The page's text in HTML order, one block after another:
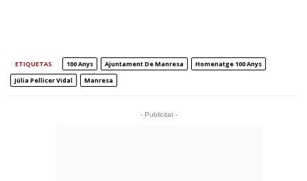
ETIQUETAS 100 Anys Ajuntament De Manresa
Homenatge 100 Anys
Júlia Pellicer Vidal
Manresa
- Publicitat -